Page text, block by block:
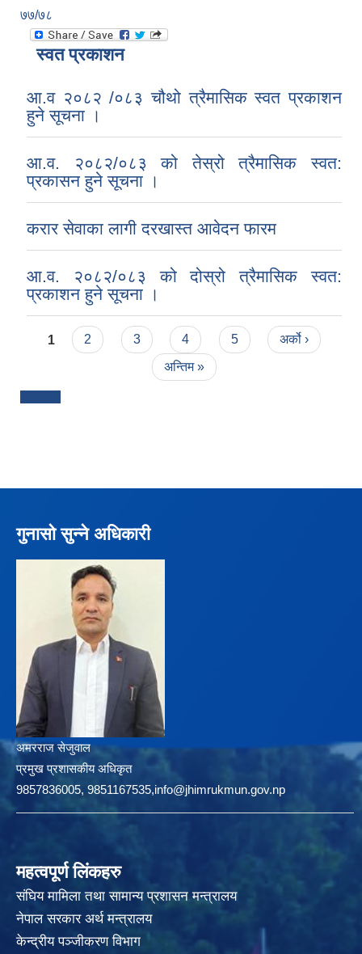
७७/७८
स्वत प्रकाशन
आ.व २०८२ /०८३ चौथो त्रैमासिक स्वत प्रकाशन
हुने सूचना ।
आ.व. २०८२/०८३ को तेस्रो त्रैमासिक स्वत:
प्रकासन हुने सूचना ।
करार सेवाका लागी दरखास्त आवेदन फारम
आ.व. २०८२/०८३ को दोस्रो त्रैमासिक स्वत:
प्रकाशन हुने सूचना ।
Pages
1 2 3 4 5
अर्को ›
अन्तिम »
गुनासो सुन्ने अधिकारी
अमरराज सेजुवाल
प्रमुख प्रशासकीय अधिकृत
9857836005, 9851167535,info@jhimrukmun.gov.np
महत्वपूर्ण लिंकहरु
संघिय मामिला तथा सामान्य प्रशासन मन्त्रालय
नेपाल सरकार अर्थ मन्त्रालय
केन्द्रीय पञ्जीकरण विभाग